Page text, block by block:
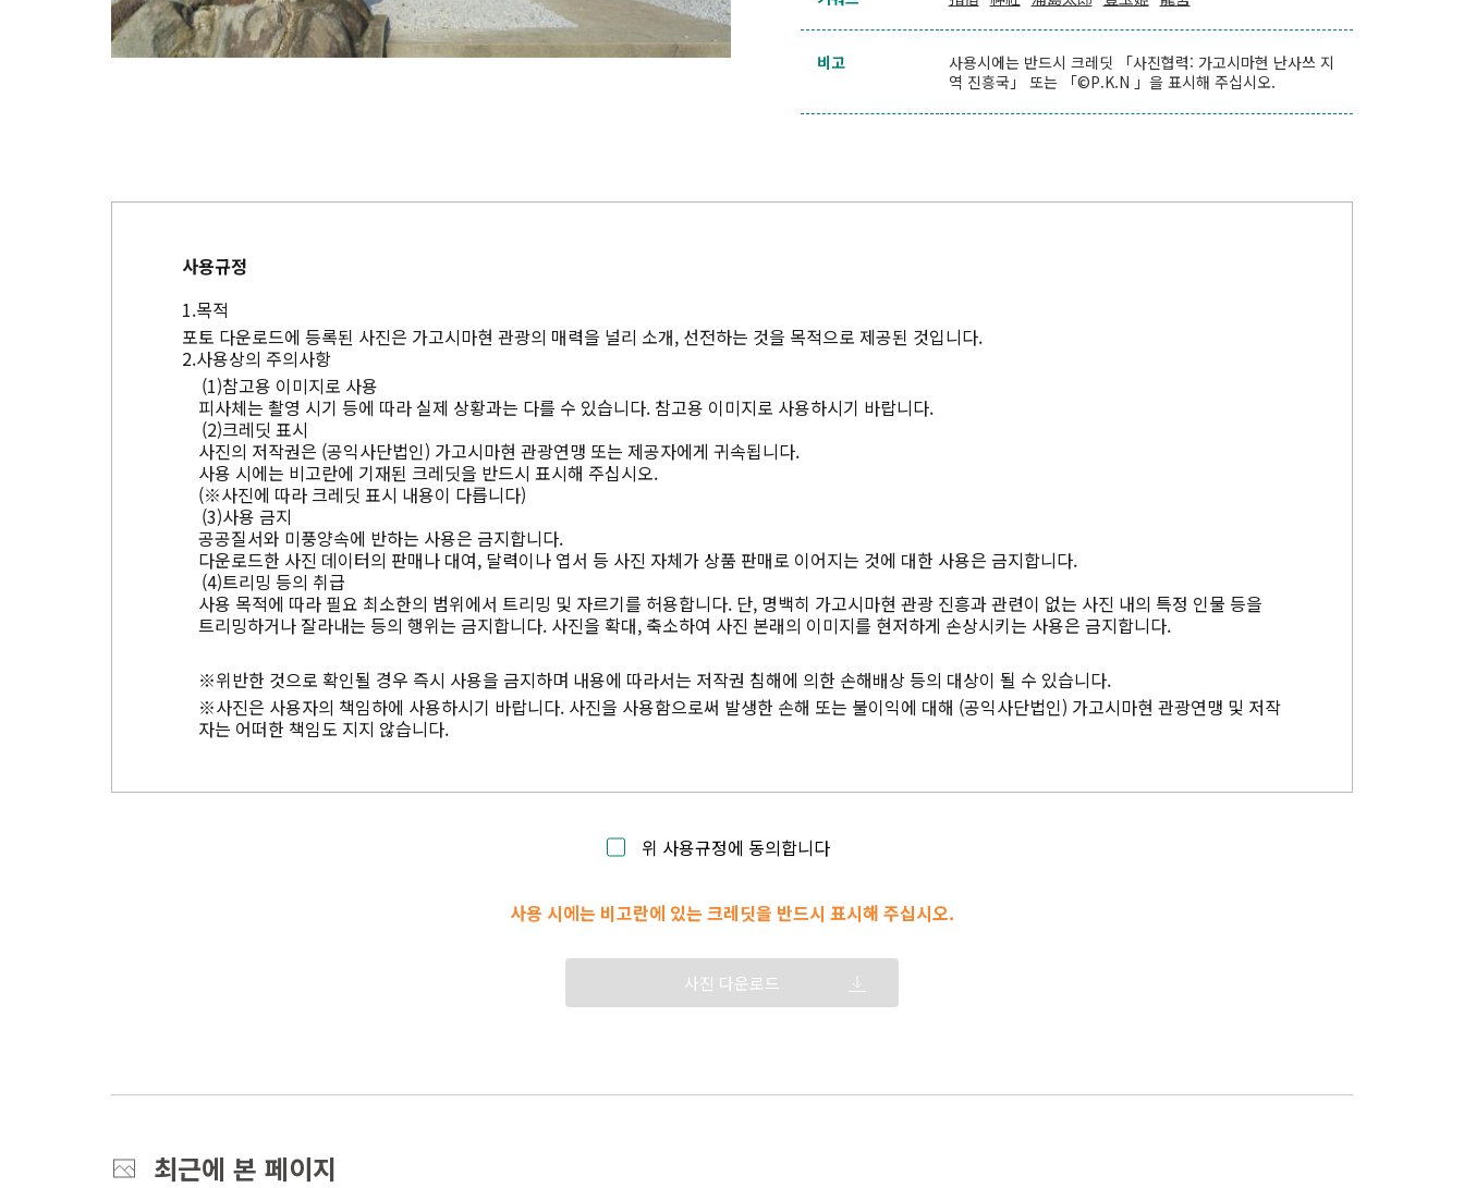
비고
사용시에는 반드시 크레딧 「사진협력: 가고시마현 난사쓰 지
역 진흥국」 또는 「©P.K.N 」을 표시해 주십시오.
사용규정
목적
포토 다운로드에 등록된 사진은 가고시마현 관광의 매력을 널리 소개, 선전하는 것을 목적으로 제공된 것입니다.
사용상의 주의사항
참고용 이미지로 사용
피사체는 촬영 시기 등에 따라 실제 상황과는 다를 수 있습니다. 참고용 이미지로 사용하시기 바랍니다.
크레딧 표시
사진의 저작권은 (공익사단법인) 가고시마현 관광연맹 또는 제공자에게 귀속됩니다.
사용 시에는 비고란에 기재된 크레딧을 반드시 표시해 주십시오.
(※사진에 따라 크레딧 표시 내용이 다릅니다)
사용 금지
공공질서와 미풍양속에 반하는 사용은 금지합니다.
다운로드한 사진 데이터의 판매나 대여, 달력이나 엽서 등 사진 자체가 상품 판매로 이어지는 것에 대한 사용은 금지합니다.
트리밍 등의 취급
사용 목적에 따라 필요 최소한의 범위에서 트리밍 및 자르기를 허용합니다. 단, 명백히 가고시마현 관광 진흥과 관련이 없는 사진 내의 특정 인물 등을
트리밍하거나 잘라내는 등의 행위는 금지합니다. 사진을 확대, 축소하여 사진 본래의 이미지를 현저하게 손상시키는 사용은 금지합니다.
※위반한 것으로 확인될 경우 즉시 사용을 금지하며 내용에 따라서는 저작권 침해에 의한 손해배상 등의 대상이 될 수 있습니다.
※사진은 사용자의 책임하에 사용하시기 바랍니다. 사진을 사용함으로써 발생한 손해 또는 불이익에 대해 (공익사단법인) 가고시마현 관광연맹 및 저작
자는 어떠한 책임도 지지 않습니다.
위 사용규정에 동의합니다
사용 시에는 비고란에 있는 크레딧을 반드시 표시해 주십시오.
사진 다운로드
최근에 본 페이지